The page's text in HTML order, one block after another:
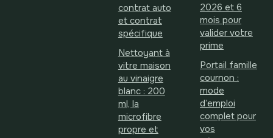
contrat auto
et contrat
spécifique
Nettoyant à
vitre maison
au vinaigre
blanc : 200
ml, la
microfibre
propre et
2026 et 6
mois pour
valider votre
prime
Portail famille
cournon :
mode
d’emploi
complet pour
vos